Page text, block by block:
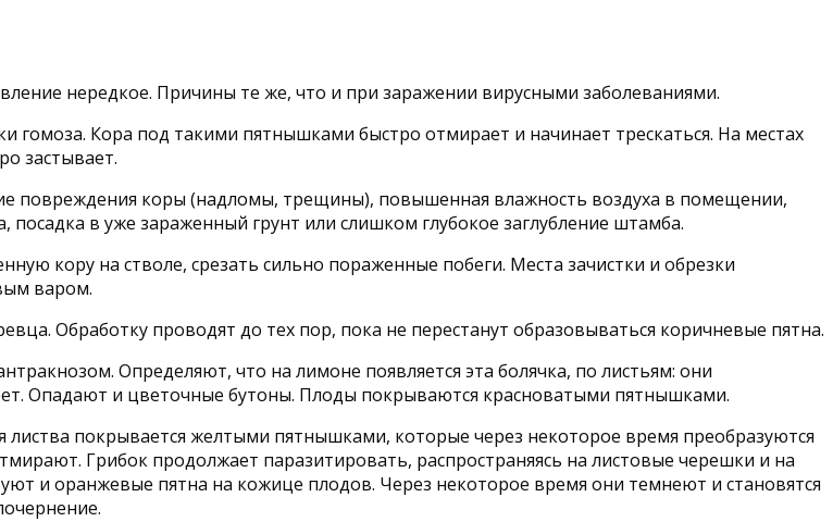
нередкое. Причины те же, что и при заражении вирусными заболеваниями.
гомоза. Кора под такими пятнышками быстро отмирает и начинает трескаться. На местах
застывает.
повреждения коры (надломы, трещины), повышенная влажность воздуха в помещении,
в уже зараженный грунт или слишком глубокое заглубление штамба.
кору на стволе, срезать сильно пораженные побеги. Места зачистки и обрезки
варом.
Обработку проводят до тех пор, пока не перестанут образовываться коричневые пятна.
Определяют, что на лимоне появляется эта болячка, по листьям: они
Опадают и цветочные бутоны. Плоды покрываются красноватыми пятнышками.
покрывается желтыми пятнышками, которые через некоторое время преобразуются
Грибок продолжает паразитировать, распространяясь на листовые черешки и на
и оранжевые пятна на кожице плодов. Через некоторое время они темнеют и становятся